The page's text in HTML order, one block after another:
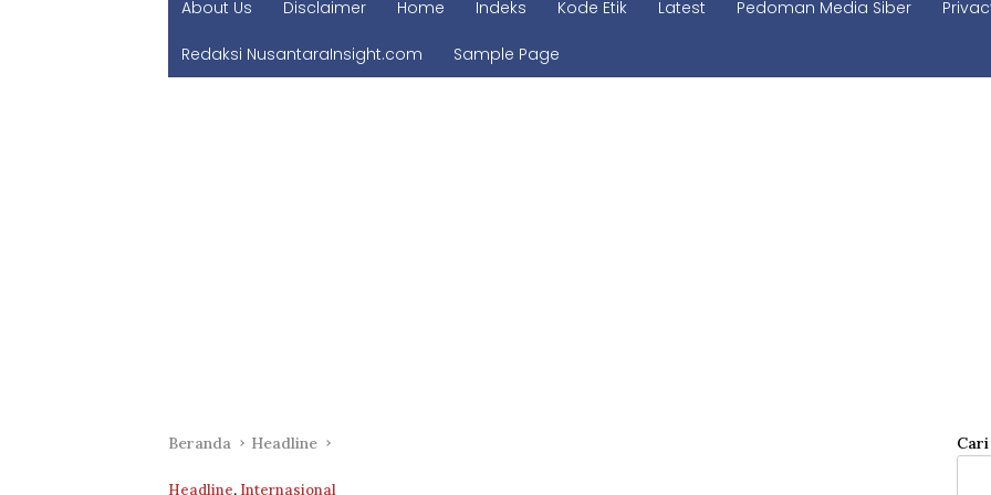
About Us Disclaimer Home Indeks Kode Etik Latest Pedoman Media Siber
Redaksi NusantaraInsight.com Sample Page
Beranda Headline
Headline, Internasional
Cari